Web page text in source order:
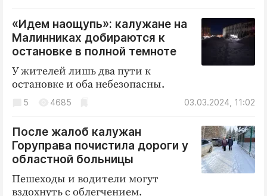
«Идем наощупь»: калужане на
Малинниках добираются к
остановке в полной темноте
У жителей лишь два пути к
остановке и оба небезопасны.
03.03.2024, 11:02
5 4685
После жалоб калужан
Горуправа почистила дороги у
областной больницы
Пешеходы и водители могут
вздохнуть с облегчением.